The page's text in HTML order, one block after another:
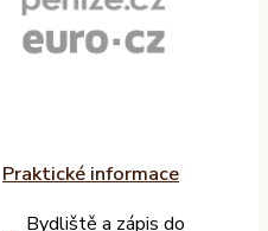
Praktické informace
Bydliště a zápis do